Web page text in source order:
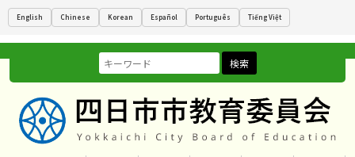
English Chinese Korean Español Português Tiếng Việt
検索